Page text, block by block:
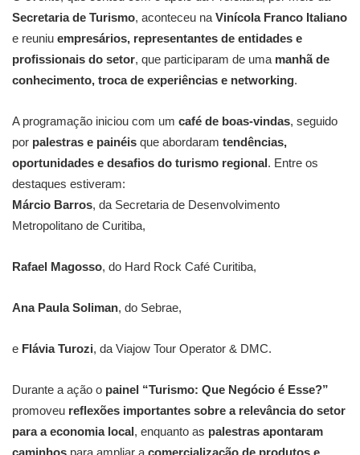
Secretaria de Turismo, aconteceu na Vinícola Franco Italiano
e reuniu empresários, representantes de entidades e
profissionais do setor, que participaram de uma manhã de
conhecimento, troca de experiências e networking.
A programação iniciou com um café de boas-vindas, seguido
por palestras e painéis que abordaram tendências,
oportunidades e desafios do turismo regional. Entre os
destaques estiveram:
Márcio Barros, da Secretaria de Desenvolvimento
Metropolitano de Curitiba,
Rafael Magosso, do Hard Rock Café Curitiba,
Ana Paula Soliman, do Sebrae,
e Flávia Turozi, da Viajow Tour Operator & DMC.
Durante a ação o painel “Turismo: Que Negócio é Esse?”
promoveu reflexões importantes sobre a relevância do setor
para a economia local, enquanto as palestras apontaram
caminhos para ampliar a comercialização de produtos e